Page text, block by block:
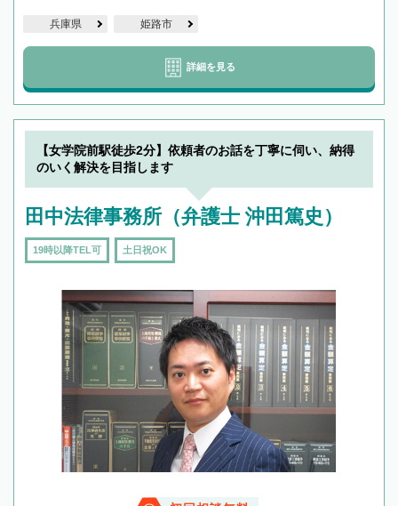
兵庫県 姫路市
詳細を見る
【女学院前駅徒歩2分】依頼者のお話を丁寧に伺い、納得
のいく解決を目指します
田中法律事務所（弁護士 沖田篤史）
19時以降TEL可 土日祝OK